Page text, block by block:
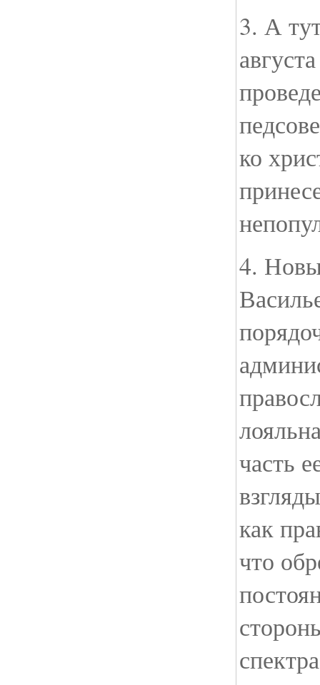
3. А
ко
4.
часть
как
что